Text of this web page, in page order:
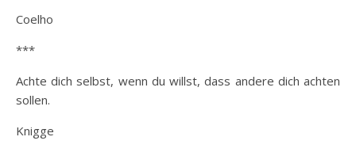
Coelho
***
Achte dich selbst, wenn du willst, dass andere dich achten
sollen.
Knigge